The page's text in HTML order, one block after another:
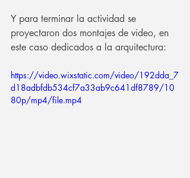
Y para terminar la actividad se
proyectaron dos montajes de video, en
este caso dedicados a la arquitectura:
https://video.wixstatic.com/video/192dda_7
d18adbfdb534cf7a33ab9c641df8789/10
80p/mp4/file.mp4